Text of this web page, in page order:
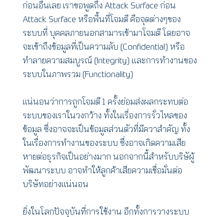
ก่อนอื่นเลย เราขอพูดถึง Attack Surface ก่อน
Attack Surface หรือพื้นที่โจมตี คือจุดต่างๆของ
ระบบที่ บุคคลภายนอกสามารเข้ามาโจมตี โดยอาจ
จะเข้าถึงข้อมูลที่เป็นความลับ (Confidential) หรือ
ทำลายความสมบูรณ์ (Integrity) และการทำงานของ
ระบบในภาพรวม (Functionality)
แน่นอนว่าการถูกโจมตี 1 ครั้งย่อมส่งผลกระทบต่อ
ระบบของเราในวงกว้าง ทั้งในเรื่องการรั่วไหลของ
ข้อมูล ซึ่งอาจจะเป็นข้อมูลส่วนตัวที่มีควาสำคัญ ทั้ง
ในเรื่องการทำงานของระบบ ซึ่งอาจเกิดความเสีย
หายต่อธุรกิจเป็นอย่างมาก นอกจากนี้สำหรับบริษัผู้
พัฒนาระบบ อาจทำให้ลูกค้าเสียความเชื่อมั่นต่อ
บริษัทอย่างแน่นอน
ยิ่งในโลกปัจจุบันที่การใช้งาน อีกทั้งการวางระบบ